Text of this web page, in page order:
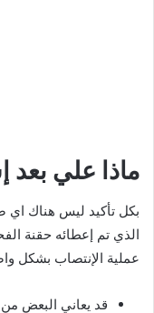
ماذا علي بعد
بكل تأكيد ليس هناك
الذي تم إعطائه حقنة
عملية الإنتصاب بشكل